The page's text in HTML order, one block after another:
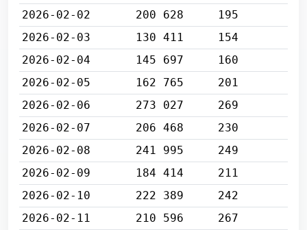
2026-02-02
200 628
195
2026-02-03
130 411
154
2026-02-04
145 697
160
2026-02-05
162 765
201
2026-02-06
273 027
269
2026-02-07
206 468
230
2026-02-08
241 995
249
2026-02-09
184 414
211
2026-02-10
222 389
242
2026-02-11
210 596
267